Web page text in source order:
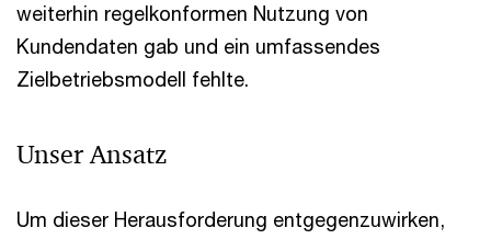
weiterhin regelkonformen Nutzung von
Kundendaten gab und ein umfassendes
Zielbetriebsmodell fehlte.
Unser Ansatz
Um dieser Herausforderung entgegenzuwirken,